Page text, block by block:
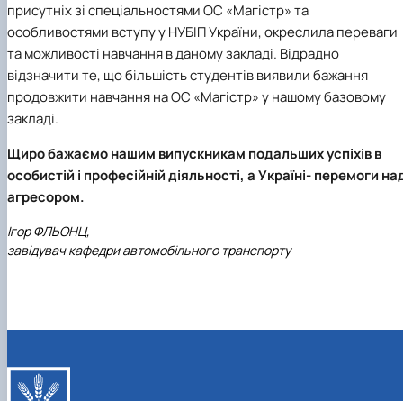
присутніх зі спеціальностями ОС «Магістр» та
особливостями вступу у НУБІП України, окреслила переваги
та можливості навчання в даному закладі. Відрадно
відзначити те, що більшість студентів виявили бажання
продовжити навчання на ОС «Магістр» у нашому базовому
закладі.
Щиро бажаємо нашим випускникам подальших успіхів в
особистій і професійній діяльності, а Україні- перемоги
агресором.
Ігор ФЛЬОНЦ,
завідувач кафедри автомобільного транспорту